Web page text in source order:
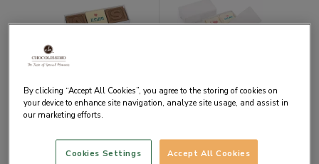
Oxide Trio- Mariage
5.59 EUR
5.59 EUR
By clicking “Accept All Cookies”, you agree to the storing of cookies on
your device to enhance site navigation, analyze site usage, and assist in
our marketing efforts.
Accept All Cookies
Cookies Settings